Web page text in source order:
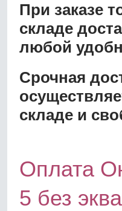
При заказе
складе
любой
Срочная
складе и
Оплата
5 без